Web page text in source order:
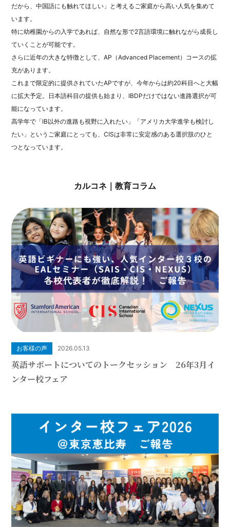
だから、中国語にも触れてほしい」と考えるご家庭から高い人気を集めて
います。
特に幼稚園からの入学であれば、自然な形で2言語環境に触れながら成長し
ていくことが可能です。
さらに近年の大きな特徴として、AP（Advanced Placement）コースの拡
充があります。
これまで限定的に提供されていたAPですが、今年からは約20科目へと大幅
に拡大予定。日本語科目の提供も始まり、IBDPだけではない進路選択が可
能になっています。
高学年で「IB以外の進路も視野に入れたい」「アメリカ大学進学も検討し
たい」というご家庭にとっても、CISは非常に安定感のある選択肢のひと
つとなっています。
カルコネ｜教育コラム
お客様の声 2026.05.13
英語サポートについてのトークセッション 26年3月イ
ンター校フェア